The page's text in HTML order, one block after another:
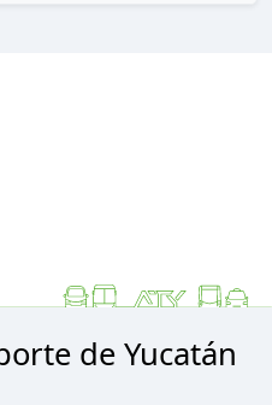
de Yucatán